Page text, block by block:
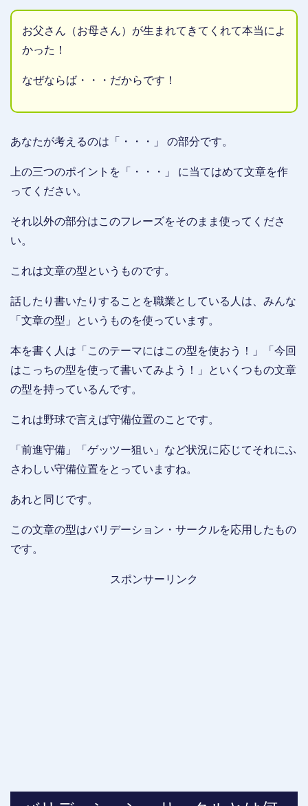
お父さん（お母さん）が生まれてきてくれて本当によ
かった！
なぜならば・・・だからです！
あなたが考えるのは「・・・」 の部分です。
上の三つのポイントを「・・・」 に当てはめて文章を作
ってください。
それ以外の部分はこのフレーズをそのまま使ってくださ
い。
これは文章の型というものです。
話したり書いたりすることを職業としている人は、みんな
「文章の型」というものを使っています。
本を書く人は「このテーマにはこの型を使おう！」「今回
はこっちの型を使って書いてみよう！」といくつもの文章
の型を持っているんです。
これは野球で言えば守備位置のことです。
「前進守備」「ゲッツー狙い」など状況に応じてそれにふ
さわしい守備位置をとっていますね。
あれと同じです。
この文章の型はバリデーション・サークルを応用したもの
です。
スポンサーリンク